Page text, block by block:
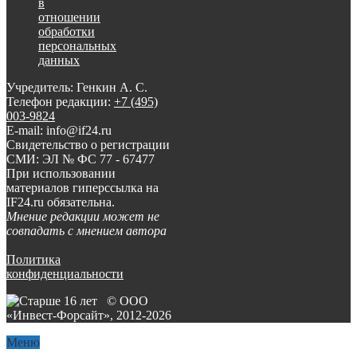
в
отношении
обработки
персональных
данных
Учредитель: Генкин А. С.
Телефон редакции: +7 (495)
003-9824
E-mail: info@if24.ru
Свидетельство о регистрации
СМИ: ЭЛ № ФС 77 - 67477
При использовании
материалов гиперссылка на
IF24.ru обязательна.
Мнение редакции может не
совпадать с мнением автора
Политика
конфиденциальности
© ООО
«Инвест-Форсайт», 2012-2026
Меню